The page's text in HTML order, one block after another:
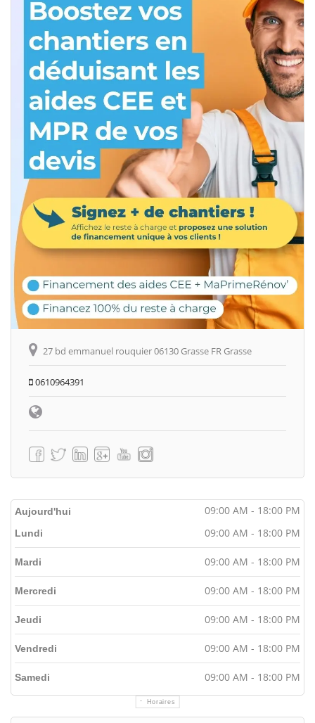
27 bd emmanuel rouquier 06130 Grasse FR Grasse
0610964391
Aujourd'hui 09:00 AM - 18:00 PM
Horaires
Lundi 09:00 AM - 18:00 PM
Mardi 09:00 AM - 18:00 PM
Mercredi 09:00 AM - 18:00 PM
Jeudi 09:00 AM - 18:00 PM
Vendredi 09:00 AM - 18:00 PM
Samedi 09:00 AM - 18:00 PM